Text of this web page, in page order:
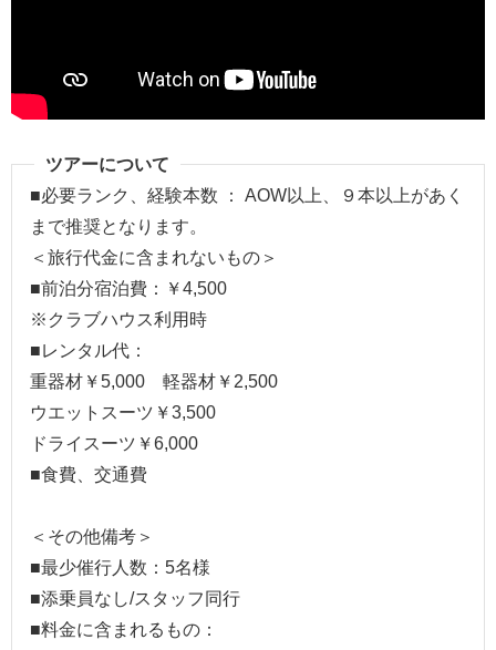
ツアーについて
■必要ランク、経験本数 ： AOW以上、９本以上があく
まで推奨となります。
＜旅行代金に含まれないもの＞
■前泊分宿泊費：￥4,500
※クラブハウス利用時
■レンタル代：
重器材￥5,000 軽器材￥2,500
ウエットスーツ￥3,500
ドライスーツ￥6,000
■食費、交通費
＜その他備考＞
■最少催行人数：5名様
■添乗員なし/スタッフ同行
■料金に含まれるもの：